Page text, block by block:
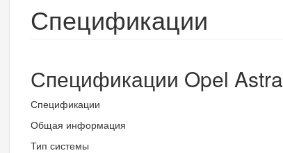
Спецификации
Спецификации Opel Astra
Спецификации
Общая информация
Тип системы